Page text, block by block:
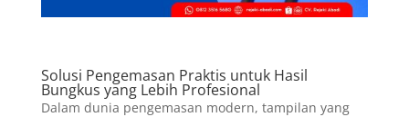
Solusi Pengemasan Praktis untuk Hasil
Bungkus yang Lebih Profesional
Dalam dunia pengemasan modern, tampilan yang